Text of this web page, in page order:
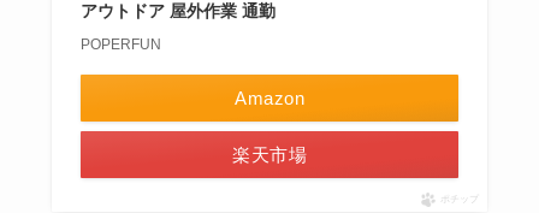
アウトドア 屋外作業 通勤
POPERFUN
Amazon
楽天市場
ポチップ